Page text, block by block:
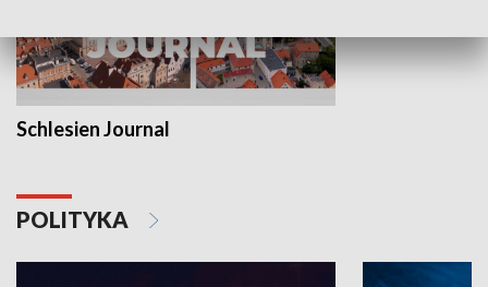
Schlesien Journal
POLITYKA